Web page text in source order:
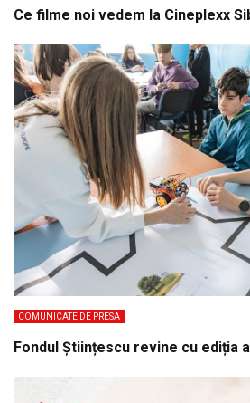
Ce filme noi vedem la Cineplexx
COMUNICATE DE PRESA
Fondul Științescu revine cu ediția